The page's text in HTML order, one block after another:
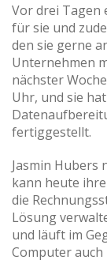
Vor drei Tagen
für sie und
den sie gerne
Unternehmen
nächster
Uhr, und sie
fertiggestellt.
Jasmin Hubers
kann heute
die
Lösung
und läuft im
Computer